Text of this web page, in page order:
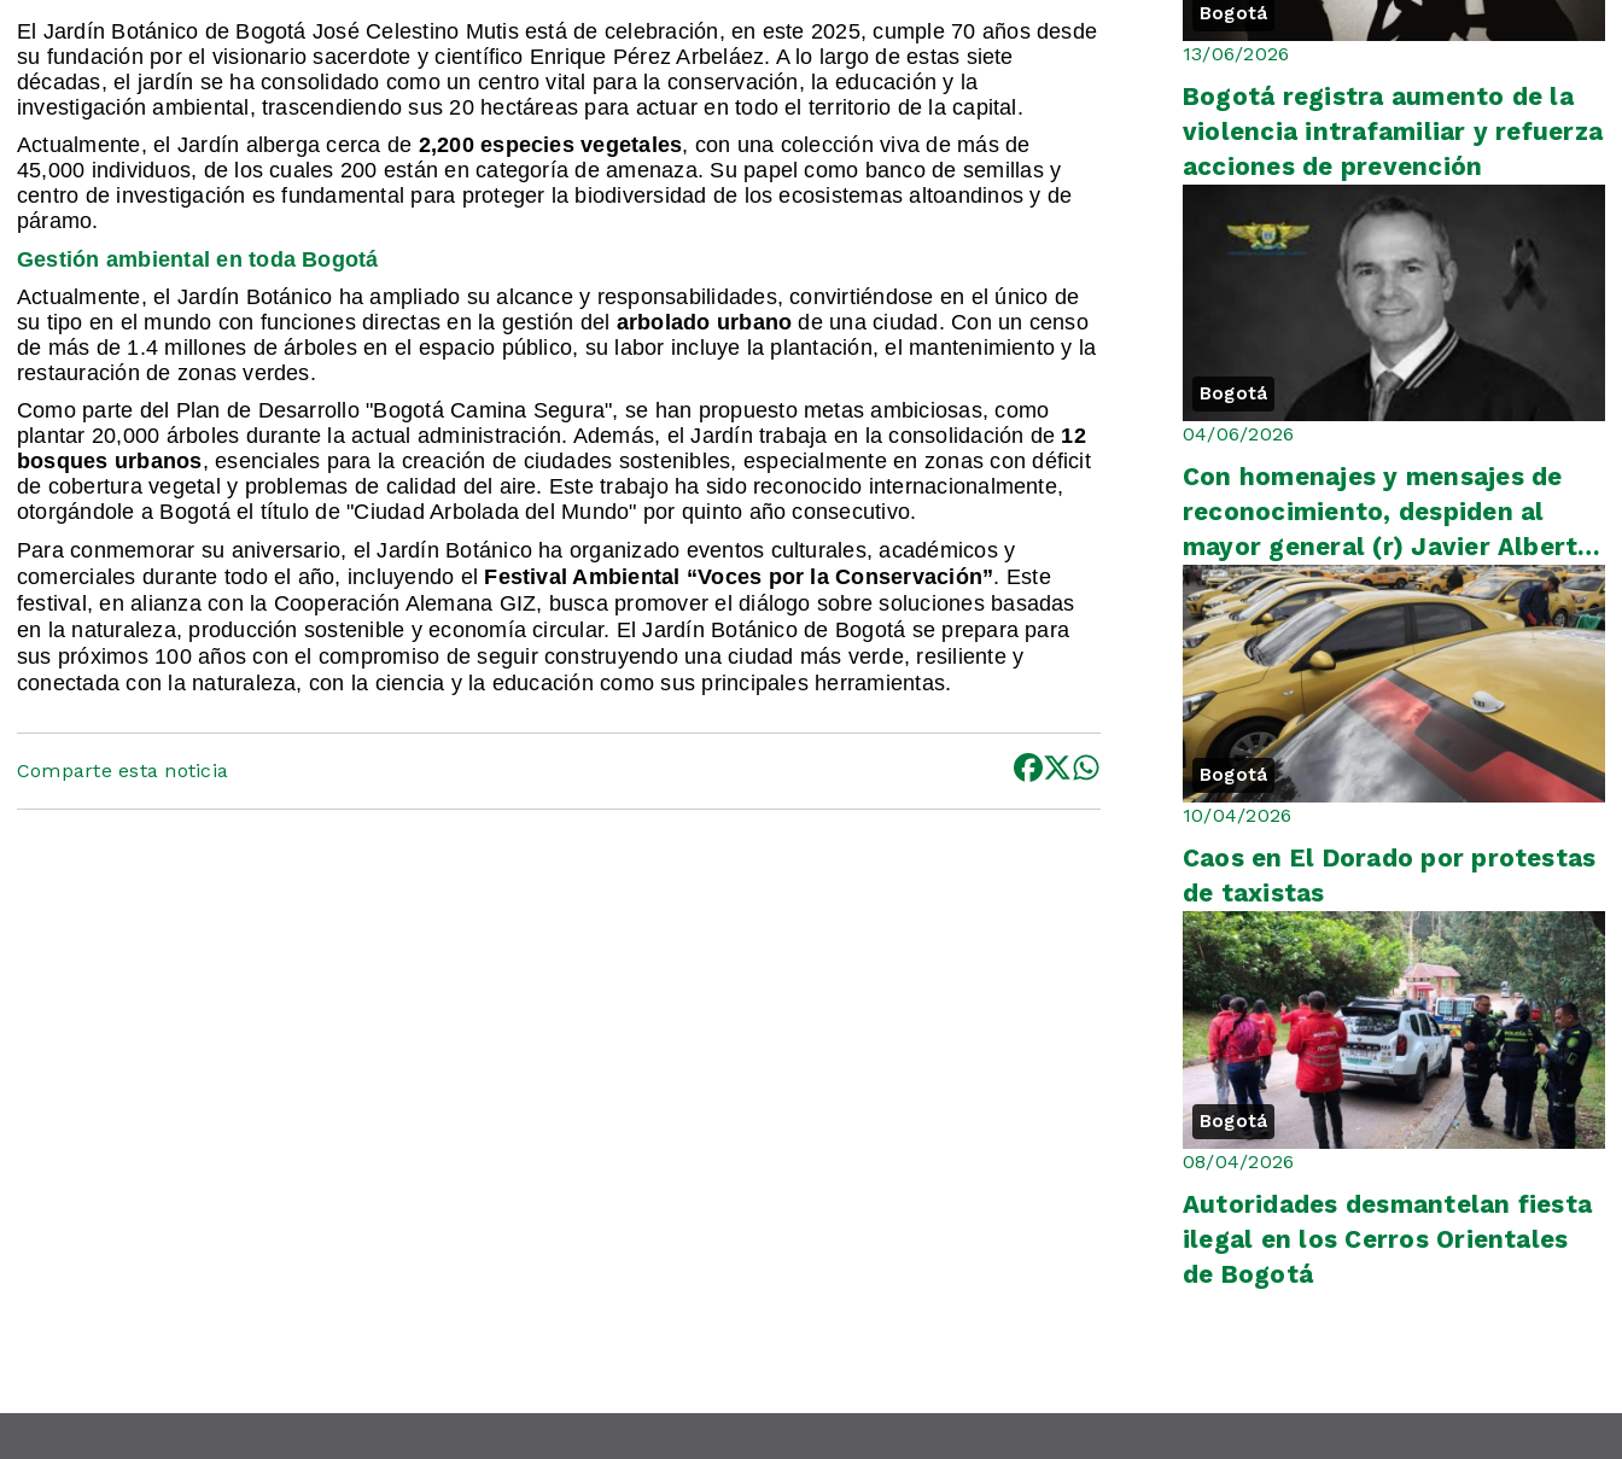
El Jardín Botánico de Bogotá José Celestino Mutis está de celebración, en este 2025, cumple 70 años desde
su fundación por el visionario sacerdote y científico Enrique Pérez Arbeláez. A lo largo de estas siete
décadas, el jardín se ha consolidado como un centro vital para la conservación, la educación y la
investigación ambiental, trascendiendo sus 20 hectáreas para actuar en todo el territorio de la capital.
Actualmente, el Jardín alberga cerca de 2,200 especies vegetales, con una colección viva de más de
45,000 individuos, de los cuales 200 están en categoría de amenaza. Su papel como banco de semillas y
centro de investigación es fundamental para proteger la biodiversidad de los ecosistemas altoandinos y de
páramo.
Gestión ambiental en toda Bogotá
Actualmente, el Jardín Botánico ha ampliado su alcance y responsabilidades, convirtiéndose en el único de
su tipo en el mundo con funciones directas en la gestión del arbolado urbano de una ciudad. Con un censo
de más de 1.4 millones de árboles en el espacio público, su labor incluye la plantación, el mantenimiento y la
restauración de zonas verdes.
Como parte del Plan de Desarrollo "Bogotá Camina Segura", se han propuesto metas ambiciosas, como
plantar 20,000 árboles durante la actual administración. Además, el Jardín trabaja en la consolidación de 12
bosques urbanos, esenciales para la creación de ciudades sostenibles, especialmente en zonas con déficit
de cobertura vegetal y problemas de calidad del aire. Este trabajo ha sido reconocido internacionalmente,
otorgándole a Bogotá el título de "Ciudad Arbolada del Mundo" por quinto año consecutivo.
Para conmemorar su aniversario, el Jardín Botánico ha organizado eventos culturales, académicos y
comerciales durante todo el año, incluyendo el Festival Ambiental “Voces por la Conservación”. Este
festival, en alianza con la Cooperación Alemana GIZ, busca promover el diálogo sobre soluciones basadas
en la naturaleza, producción sostenible y economía circular. El Jardín Botánico de Bogotá se prepara para
sus próximos 100 años con el compromiso de seguir construyendo una ciudad más verde, resiliente y
conectada con la naturaleza, con la ciencia y la educación como sus principales herramientas.
Comparte esta noticia
Bogotá
13/06/2026
Bogotá registra aumento de la
violencia intrafamiliar y refuerza
acciones de prevención
Bogotá
04/06/2026
Con homenajes y mensajes de
reconocimiento, despiden al
mayor general (r) Javier Alberto
Ayala Amaya
Bogotá
10/04/2026
Caos en El Dorado por protestas
de taxistas
Bogotá
08/04/2026
Autoridades desmantelan fiesta
ilegal en los Cerros Orientales
de Bogotá